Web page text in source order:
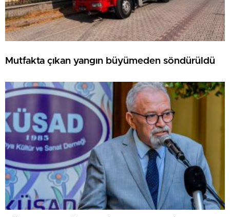
Mutfakta çıkan yangın büyümeden söndürüldü